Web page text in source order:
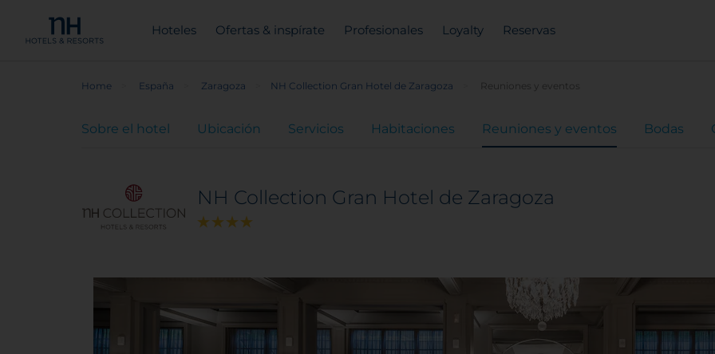
Hoteles Ofertas & inspírate Profesionales Loyalty Reservas
Home España Zaragoza NH Collection Gran Hotel de Zaragoza Reuniones y eventos
Sobre el hotel Ubicación Servicios Habitaciones Reuniones y eventos Bodas
NH Collection Gran Hotel de Zaragoza